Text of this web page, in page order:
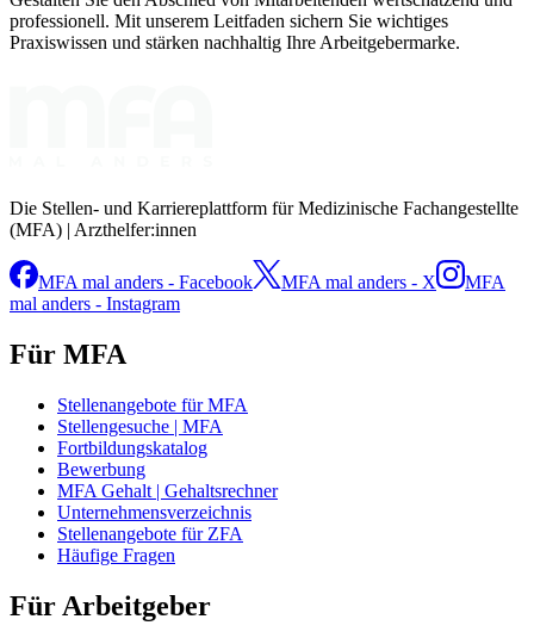
professionell. Mit unserem Leitfaden sichern Sie wichtiges
Praxiswissen und stärken nachhaltig Ihre Arbeitgebermarke.
Die Stellen- und Karriereplattform für Medizinische Fachangestellte
(MFA) | Arzthelfer:innen
MFA mal anders - Facebook MFA mal anders - X
MFA
mal anders - Instagram
Für MFA
Stellenangebote für MFA
Stellengesuche | MFA
Fortbildungskatalog
Bewerbung
MFA Gehalt | Gehaltsrechner
Unternehmensverzeichnis
Stellenangebote für ZFA
Häufige Fragen
Für Arbeitgeber